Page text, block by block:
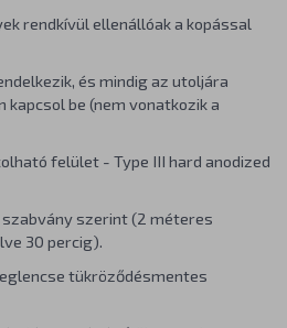
rendkívül ellenállóak a kopással
és mindig az utoljára
be (nem vonatkozik a
felület - Type III hard anodized
szerint (2 méteres
30 percig).
tükröződésmentes